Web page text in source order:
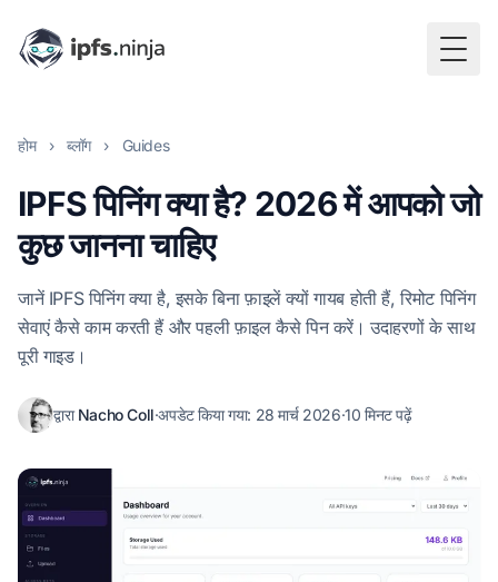
होम › ब्लॉग › Guides
IPFS पिनिंग क्या है? 2026 में आपको जो
कुछ जानना चाहिए
जानें IPFS पिनिंग क्या है, इसके बिना फ़ाइलें क्यों गायब होती हैं, रिमोट पिनिंग
सेवाएं कैसे काम करती हैं और पहली फ़ाइल कैसे पिन करें। उदाहरणों के साथ
पूरी गाइड।
द्वाराNacho Coll·अपडेट किया गया: 28 मार्च 2026·10 मिनट पढ़ें